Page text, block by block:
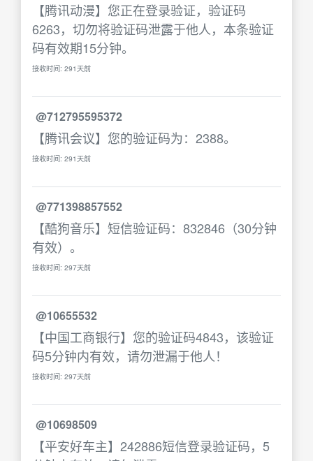
【腾讯动漫】您正在登录验证，验证码
6263，切勿将验证码泄露于他人，本条验证
码有效期15分钟。
接收时间: 291天前
@712795595372
【腾讯会议】您的验证码为：2388。
接收时间: 291天前
@771398857552
【酷狗音乐】短信验证码：832846（30分钟
有效）。
接收时间: 297天前
@10655532
【中国工商银行】您的验证码4843，该验证
码5分钟内有效，请勿泄漏于他人！
接收时间: 297天前
@10698509
【平安好车主】242886短信登录验证码，5